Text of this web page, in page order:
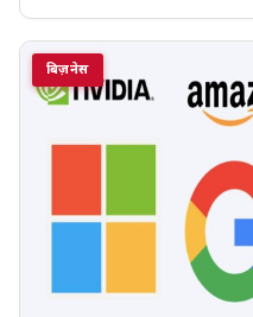
बिज़नेस